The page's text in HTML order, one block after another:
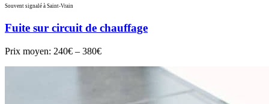
Souvent signalé à Saint-Vrain
Fuite sur circuit de chauffage
Prix moyen: 240€ – 380€